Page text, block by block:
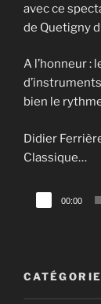
avec ce
de Quetigny
A l’honneur :
bien le
Didier
Classique…
Lecteur
audio
00:00